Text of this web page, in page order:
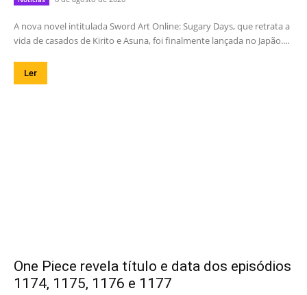
A nova novel intitulada Sword Art Online: Sugary Days, que retrata a
vida de casados de Kirito e Asuna, foi finalmente lançada no Japão....
Ler
One Piece revela título e data dos episódios
1174, 1175, 1176 e 1177